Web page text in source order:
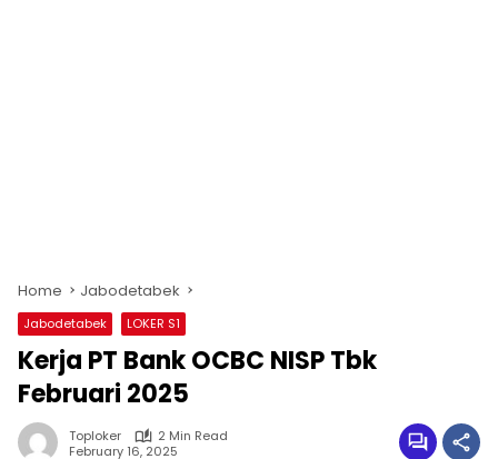
Home Jabodetabek
Jabodetabek LOKER S1
Kerja PT Bank OCBC NISP Tbk
Februari 2025
Toploker
2 Min Read
February 16, 2025